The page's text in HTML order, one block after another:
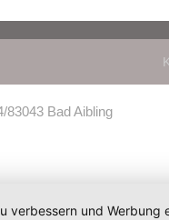
Bad Aibling
und